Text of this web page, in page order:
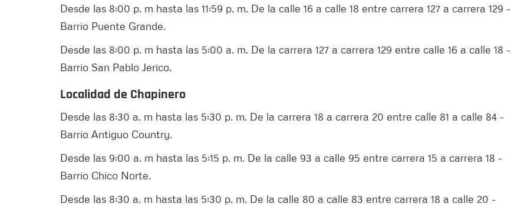
Desde las 8:00 p. m hasta las 11:59 p. m. De la calle 16 a calle 18 entre carrera 127 a carrera 129 -
Barrio Puente Grande.
Desde las 8:00 p. m hasta las 5:00 a. m. De la carrera 127 a carrera 129 entre calle 16 a calle 18 -
Barrio San Pablo Jerico.
Localidad de Chapinero
Desde las 8:30 a. m hasta las 5:30 p. m. De la carrera 18 a carrera 20 entre calle 81 a calle 84 -
Barrio Antiguo Country.
Desde las 9:00 a. m hasta las 5:15 p. m. De la calle 93 a calle 95 entre carrera 15 a carrera 18 -
Barrio Chico Norte.
Desde las 8:30 a. m hasta las 5:30 p. m. De la calle 80 a calle 83 entre carrera 18 a calle 20 -